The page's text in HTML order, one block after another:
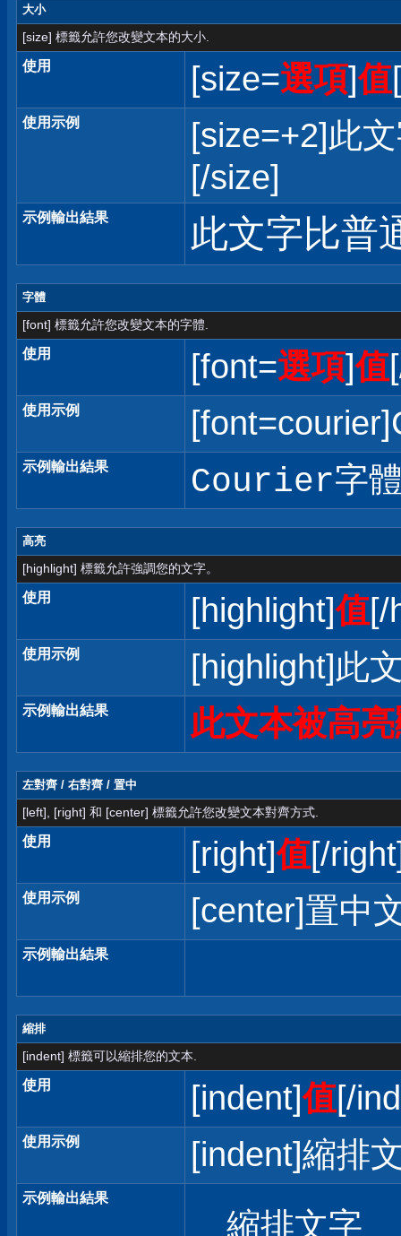
大小
[size] 標籤允許您改變文本的大小.
使用 [size=選項]值
使用示例
[size=+2]此
[/size]
示例輸出結果 此文字比普
字體
[font] 標籤允許您改變文本的字體.
使用 [font=選項]值
使用示例
示例輸出結果 Courier字
高亮
[highlight] 標籤允許強調您的文字。
使用 [highlight]值[/
使用示例 [highlight]此
示例輸出結果 此文本被高
左對齊 / 右對齊 / 置中
[left], [right] 和 [center] 標籤允許您改變文本對齊方式.
使用 [right]值[/
使用示例 [center]置中
示例輸出結果
縮排
[indent] 標籤可以縮排您的文本.
使用 [indent]值[/
使用示例 [indent]縮排
示例輸出結果
縮排文字